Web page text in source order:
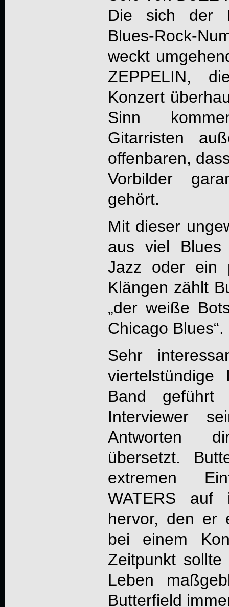
Die sich der
Blues-Rock-
weckt
ZEPPELIN,
Konzert
Sinn
Gitarristen
offenbaren,
Vorbilder
gehört.
Mit dieser
aus viel
Jazz oder ein
Klängen zählt
„der weiße
Chicago Blues“.
Sehr
Band
Interviewer
Antworten
übersetzt.
extremen
WATERS
hervor, den er
bei einem
Zeitpunkt sollte
Leben
Butterfield